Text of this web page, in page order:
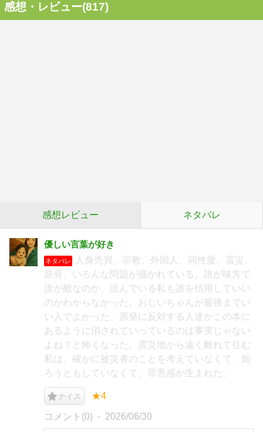
感想・レビュー(817)
感想レビュー ネタバレ
優しい言葉が好き
ネタバレ
人身売買、宗教、外国人、同性愛、震災、
原発、いろんな問題が描かれている。誰が味方で
誰が敵なのか、読んでいる私も誰を信用していい
のかわからなかった。おじいちゃんが最後までい
い人でよかった。原発に反対する人達かこの本に
あるように消されていっているのは事実じゃない
よね？と怖くなった。震災地から遠く離れて住む
私は、確かに被災者のことを考えていなくて、知
ろうともしていなくて、罪悪感が生まれた。
ナイス ★4
コメント(0) 2026/06/30